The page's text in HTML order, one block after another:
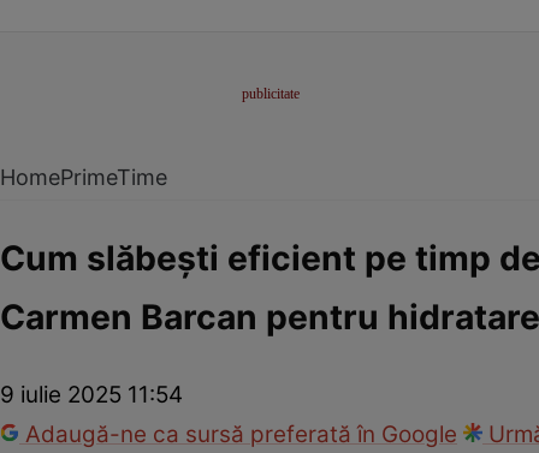
HomePrimeTime
Cum slăbești eficient pe timp
Carmen Barcan pentru
9 iulie 2025 11:54
Adaugă-ne ca sursă preferată în Google